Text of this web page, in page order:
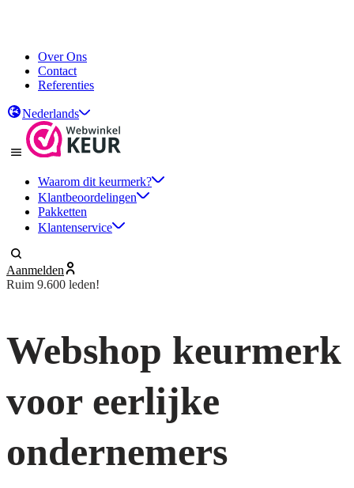
Over Ons
Contact
Referenties
Nederlands
Waarom dit keurmerk?
Klantbeoordelingen
Pakketten
Klantenservice
Aanmelden
Ruim 9.600 leden!
Webshop keurmerk
voor eerlijke
ondernemers